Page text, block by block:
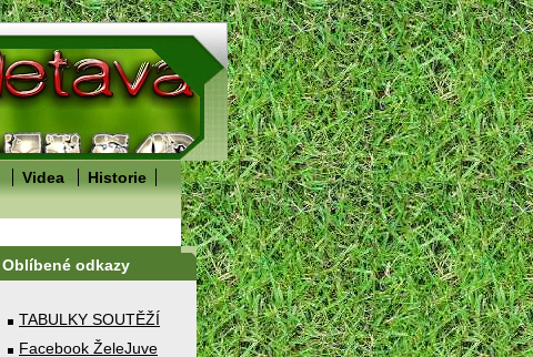
Videa
Historie
Oblíbené odkazy
TABULKY SOUTĚŽÍ
Facebook ŽeleJuve